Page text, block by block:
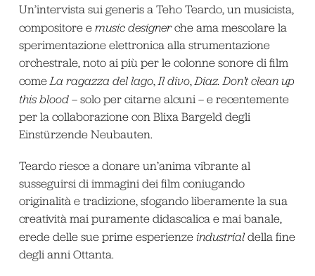
Un’intervista sui generis a Teho Teardo, un musicista,
compositore e music designerche ama mescolare la
sperimentazione elettronica alla strumentazione
orchestrale, noto ai più per le colonne sonore di film
comeLa ragazza del lago,Il divo,Diaz. Don’t clean up
this blood – solo per citarne alcuni – e recentemente
per la collaborazione con Blixa Bargeld degli
Einstürzende Neubauten.
Teardo riesce a donare un’anima vibrante al
susseguirsi di immagini dei film coniugando
originalità e tradizione, sfogando liberamente la sua
creatività mai puramente didascalica e mai banale,
erede delle sue prime esperienze industrial della fine
degli anni Ottanta.